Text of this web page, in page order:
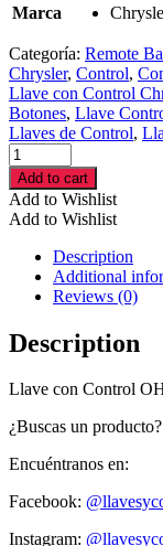
Marca
Categoría: Remote
Chrysler, Control,
Llave con Control
Botones, Llave
Llaves de Control,
Llave
con
Control
OH692427AA
3
Botones
cantidad
Add to cart
Add to Wishlist
Add to Wishlist
Description
Additional
Reviews (0)
Description
Llave con Control
¿Buscas un producto?
Encuéntranos en:
Facebook:
Instagram: